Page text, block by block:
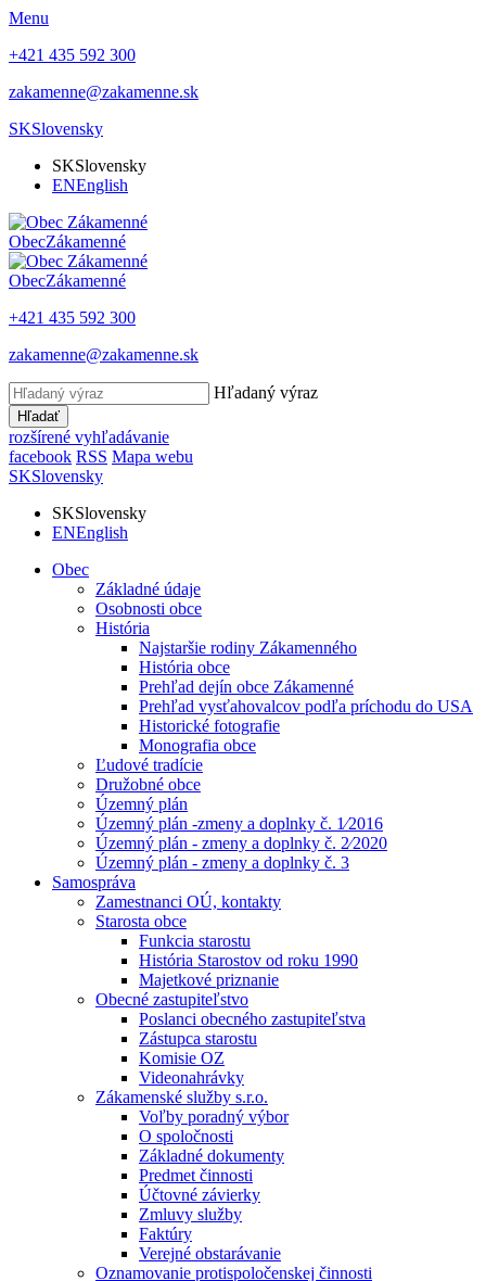
Menu
+421 435 592 300
zakamenne@zakamenne.sk
SKSlovensky
SKSlovensky
ENEnglish
ObecZákamenné
ObecZákamenné
+421 435 592 300
zakamenne@zakamenne.sk
Hľadaný výraz
Hľadať
rozšírené vyhľadávanie
facebook RSS Mapa webu
SKSlovensky
SKSlovensky
ENEnglish
Obec
Základné údaje
Osobnosti obce
História
Najstaršie rodiny Zákamenného
História obce
Prehľad dejín obce Zákamenné
Prehľad vysťahovalcov podľa príchodu do USA
Historické fotografie
Monografia obce
Ľudové tradície
Družobné obce
Územný plán
Územný plán -zmeny a doplnky č. 1⁄2016
Územný plán - zmeny a doplnky č. 2⁄2020
Územný plán - zmeny a doplnky č. 3
Samospráva
Zamestnanci OÚ, kontakty
Starosta obce
Funkcia starostu
História Starostov od roku 1990
Majetkové priznanie
Obecné zastupiteľstvo
Poslanci obecného zastupiteľstva
Zástupca starostu
Komisie OZ
Videonahrávky
Zákamenské služby s.r.o.
Voľby poradný výbor
O spoločnosti
Základné dokumenty
Predmet činnosti
Účtovné závierky
Zmluvy služby
Faktúry
Verejné obstarávanie
Oznamovanie protispoločenskej činnosti